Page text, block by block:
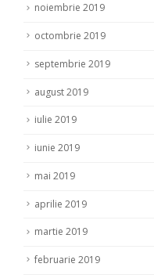
noiembrie 2019
octombrie 2019
septembrie 2019
august 2019
iulie 2019
iunie 2019
mai 2019
aprilie 2019
martie 2019
februarie 2019